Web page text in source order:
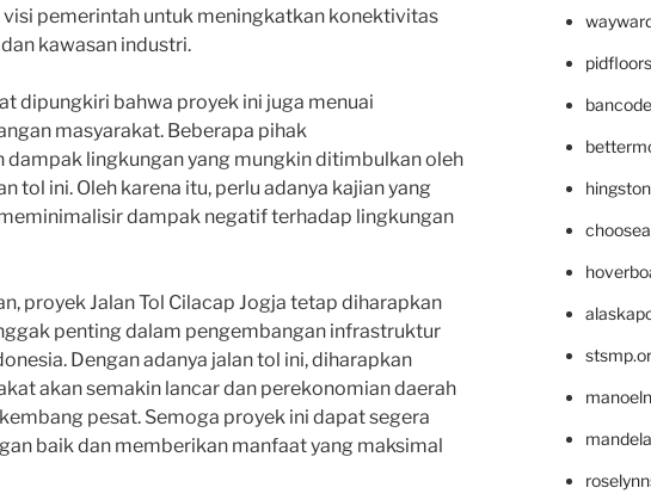
visi pemerintah untuk meningkatkan konektivitas
kawasan industri.
dipungkiri bahwa proyek ini juga menuai
masyarakat. Beberapa pihak
dampak lingkungan yang mungkin ditimbulkan oleh
tol ini. Oleh karena itu, perlu adanya kajian yang
dampak negatif terhadap lingkungan
proyek Jalan Tol Cilacap Jogja tetap diharapkan
penting dalam pengembangan infrastruktur
Dengan adanya jalan tol ini, diharapkan
akan semakin lancar dan perekonomian daerah
pesat. Semoga proyek ini dapat segera
baik dan memberikan manfaat yang maksimal